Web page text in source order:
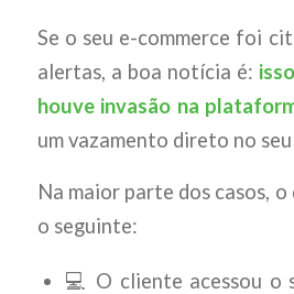
Se o seu e-commerce foi
alertas, a boa notícia é:
houve invasão na
um vazamento direto no
Na maior parte dos casos,
o seguinte:
💻 O cliente acessou o